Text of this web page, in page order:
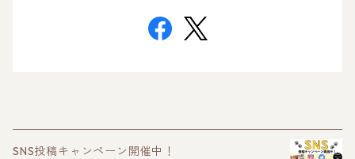
SNS投稿キャンペーン開催中！